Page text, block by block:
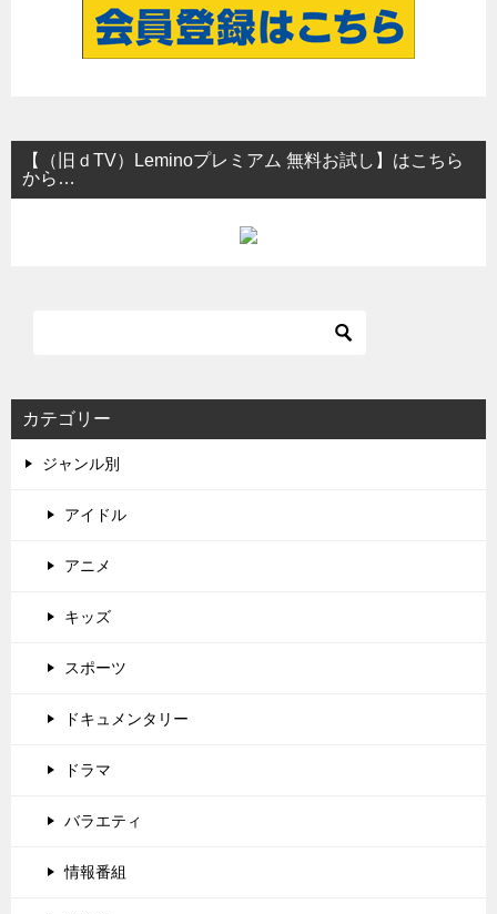
【（旧ｄTV）Leminoプレミアム 無料お試し】はこちら
から…
カテゴリー
ジャンル別
アイドル
アニメ
キッズ
スポーツ
ドキュメンタリー
ドラマ
バラエティ
情報番組